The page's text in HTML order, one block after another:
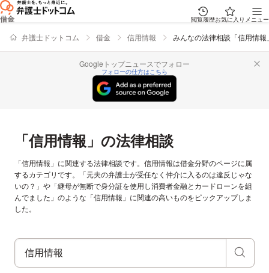
借金 閲覧履歴お気に入り メニュー
弁護士ドットコム 借金 信用情報 みんなの法律相談「信用情報
Googleトップニュースでフォロー
フォローの仕方はこちら
「信用情報」の法律相談
「信用情報」に関連する法律相談です。信用情報は借金分野のページに属
するカテゴリです。「元夫の弁護士が受任なく仲介に入るのは違反じゃな
いの？」や「継母が無断で身分証を使用し消費者金融とカードローンを組
んでました」のような「信用情報」に関連の高いものをピックアップしま
した。